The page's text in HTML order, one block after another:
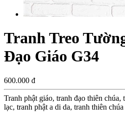
Tranh Treo
Đạo Giáo G34
600.000 đ
Tranh phật giáo, tranh đạo thiên chúa,
lạc, tranh phật a di da, tranh thiên